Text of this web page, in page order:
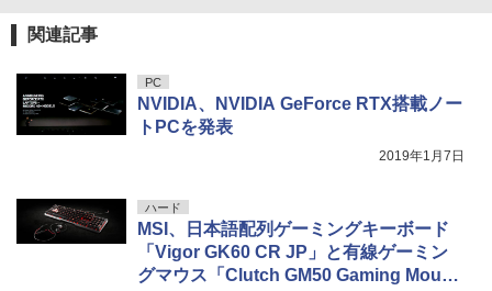
関連記事
PC
NVIDIA、NVIDIA GeForce RTX搭載ノー
トPCを発表
2019年1月7日
ハード
MSI、日本語配列ゲーミングキーボード
「Vigor GK60 CR JP」と有線ゲーミン
グマウス「Clutch GM50 Gaming Mous